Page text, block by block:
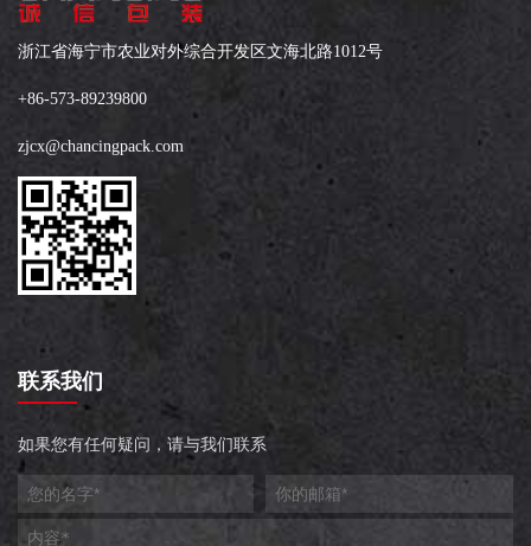
浙江省海宁市农业对外综合开发区文海北路1012号
+86-573-89239800
zjcx@chancingpack.com
联系我们
如果您有任何疑问，请与我们联系